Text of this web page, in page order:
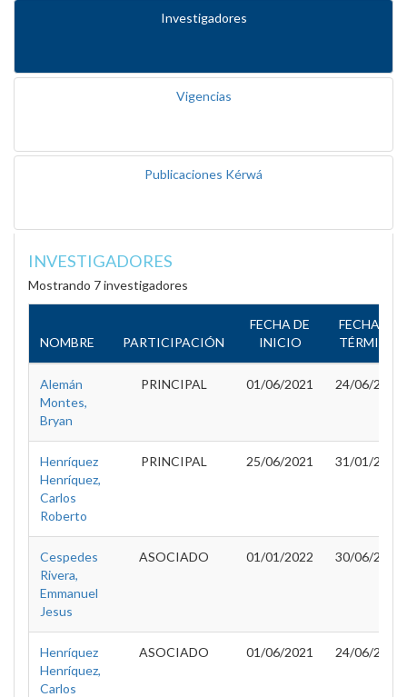
Investigadores
Vigencias
Publicaciones Kérwá
INVESTIGADORES
Mostrando 7 investigadores
NOMBRE PARTICIPACIÓN
FECHA DE
INICIO
FECHA DE
TÉRMINO
Alemán
Montes,
Bryan
PRINCIPAL 01/06/2021 24/06/2021
Henríquez
Henríquez,
Carlos
Roberto
PRINCIPAL 25/06/2021 31/01/2023
Cespedes
Rivera,
Emmanuel
Jesus
ASOCIADO 01/01/2022 30/06/2022
Henríquez
Henríquez,
Carlos
ASOCIADO 01/06/2021 24/06/2021